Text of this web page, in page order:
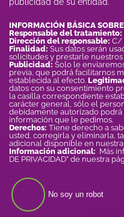
INFORMACIÓN BÁSICA
Responsable del tratamiento:
Dirección del responsable: C/
Finalidad: Sus datos serán
solicitudes y prestarle nuestros
Publicidad: Solo le
previa, que podrá facilitarnos
establecida al efecto.
datos con su consentimiento
la casilla correspondiente
carácter general, sólo el
debidamente autorizado
información que le pedimos.
Derechos: Tiene derecho a
usted, corregirla y eliminarla,
adicional disponible en
Información adicional: Más
DE PRIVACIDAD” de nuestra
No soy un robot